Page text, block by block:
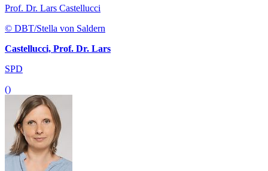
()
Bildinformationen
Corinna Rüffer
© Corinna Rüffer/ Yousef Hakimi